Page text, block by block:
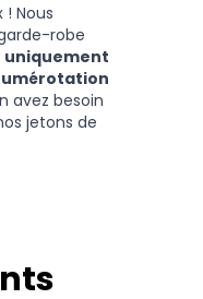
! Nous
robe
avez besoin
jetons de